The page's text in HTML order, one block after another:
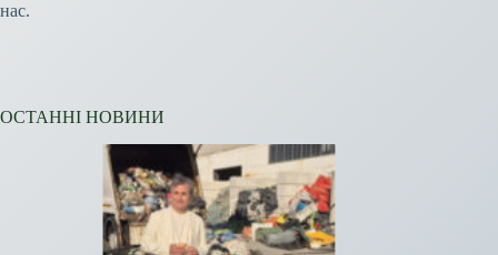
нас.
ОСТАННІ НОВИНИ